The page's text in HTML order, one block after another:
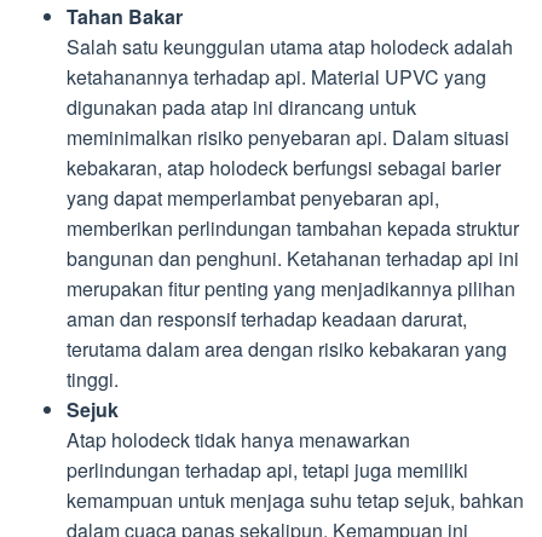
Tahan Bakar
Salah satu keunggulan utama atap holodeck adalah
ketahanannya terhadap api. Material UPVC yang
digunakan pada atap ini dirancang untuk
meminimalkan risiko penyebaran api. Dalam situasi
kebakaran, atap holodeck berfungsi sebagai barier
yang dapat memperlambat penyebaran api,
memberikan perlindungan tambahan kepada struktur
bangunan dan penghuni. Ketahanan terhadap api ini
merupakan fitur penting yang menjadikannya pilihan
aman dan responsif terhadap keadaan darurat,
terutama dalam area dengan risiko kebakaran yang
tinggi.
Sejuk
Atap holodeck tidak hanya menawarkan
perlindungan terhadap api, tetapi juga memiliki
kemampuan untuk menjaga suhu tetap sejuk, bahkan
dalam cuaca panas sekalipun. Kemampuan ini